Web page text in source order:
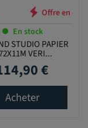
En stock
STUDIO PAPIER
VERI...
€
Acheter